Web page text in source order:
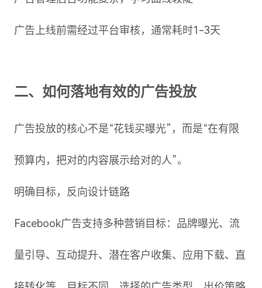
广告上线前需经过平台审核，通常耗时1-3天
二、如何落地有效的广告投放
广告投放的核心不是“花钱买曝光”，而是“在有限
预算内，把对的内容展示给对的人”。
明确目标，反向设计链路
Facebook广告支持多种营销目标：品牌曝光、流
量引导、互动提升、潜在客户收集、应用下载、直